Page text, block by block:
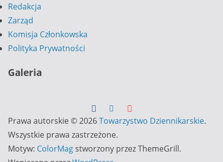
Redakcja
Zarząd
Komisja Członkowska
Polityka Prywatności
Galeria
Prawa autorskie © 2026Towarzystwo Dziennikarskie.
Wszystkie prawa zastrzeżone.
Motyw: ColorMag stworzony przez ThemeGrill.